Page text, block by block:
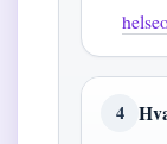
4